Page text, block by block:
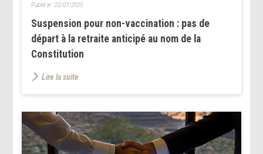
Suspension pour non-vaccination : pas de
départ à la retraite anticipé au nom de la
Constitution
Publié le : 22/07/2025
Lire la suite